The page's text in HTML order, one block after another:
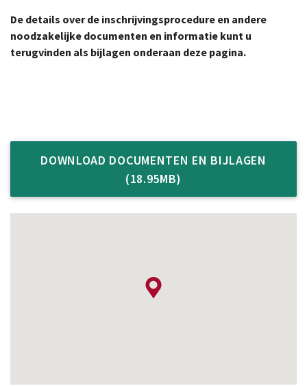
De details over de inschrijvingsprocedure en andere
noodzakelijke documenten en informatie kunt u
terugvinden als bijlagen onderaan deze pagina.
DOWNLOAD DOCUMENTEN EN BIJLAGEN
(18.95MB)